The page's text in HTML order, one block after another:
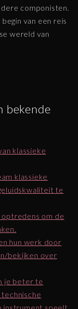
componisten.
van een reis
wereld van
bekende
klassieke
klassieke
te
om de
hun werk door
bekijken over
je beter te